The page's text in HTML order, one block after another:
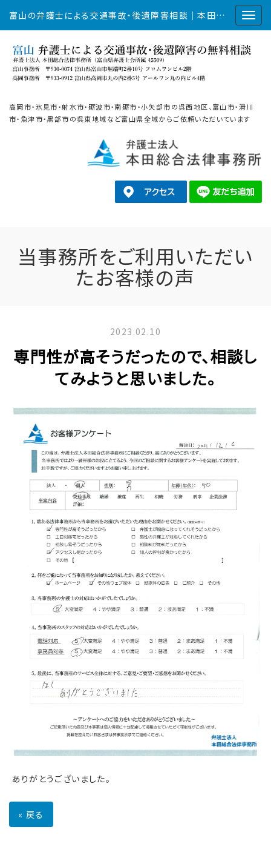
富山の弁護士による交通事故・後遺障害相談｜本田総合法律事務所
高岡市・氷見市・射水市・砺波市・南砺市・小矢部市の呉西地区、富山市・滑川
市・魚津市・黒部市の呉東地域など富山県全域からご依頼いただいています
当事務所をご利用いただい
たお客様の声
2023.02.10
専門性が高そうだったので、相談し
てみようと思いました。
ありがとうございました。
« 戻る